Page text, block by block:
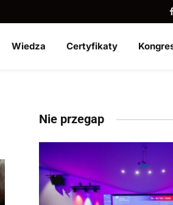
Wiedza Certyfikaty
Nie przegap